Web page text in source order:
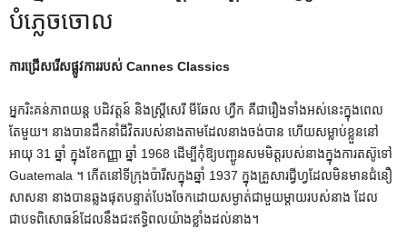
បំភ្លេចចោល
ការជ្រើសរើសផ្លូវការរបស់ Cannes Classics
អ្នករិះគន់ភាពយន្ត បដិវត្តន៍ និងស្ត្រីសេរី មីឆែល ហ្វឺក គឺជារឿងទាំងអស់នេះក្នុងពេល
តែមួយ។ នាងបានដឹកនាំជីវិតរបស់នាងតាមដែលនាងចង់បាន ហើយសម្លាប់ខ្លួននៅ
អាយុ 31 ឆ្នាំ ក្នុងខែកញ្ញា ឆ្នាំ 1968 ដើម្បីកុំឱ្យបញ្ជូនសមមិត្តរបស់នាងក្នុងការតស៊ូទៅ
Guatemala ។ កើតនៅទីក្រុងប៉ារីសក្នុងឆ្នាំ 1937 ក្នុងគ្រួសារជ្វីហ្វដែលមិនមានជំនឿ
សាសនា នាងបានឆ្លងផុតបន្ទាត់បែងចែកដោយសម្ងាត់ជាមួយម្តាយរបស់នាង ដែល
ជាបទពិសោធន៍ដែលនឹងជះឥទ្ធិពលយ៉ាងខ្លាំងដល់នាង។